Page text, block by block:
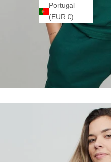
Portugal
(EUR €)